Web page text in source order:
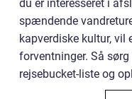
du er interesseret i
spændende
kapverdiske kultur, vil
forventninger. Så
rejsebucket-liste og